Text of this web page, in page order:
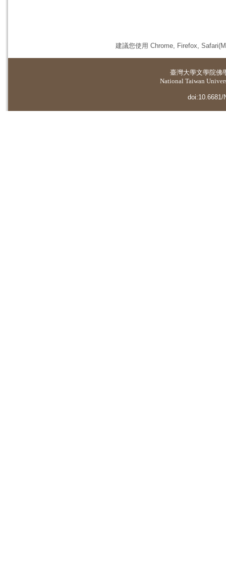
建議您使用 Chrome, Firefox,
臺灣大學文學院佛
National Taiwan
doi:10.6681/